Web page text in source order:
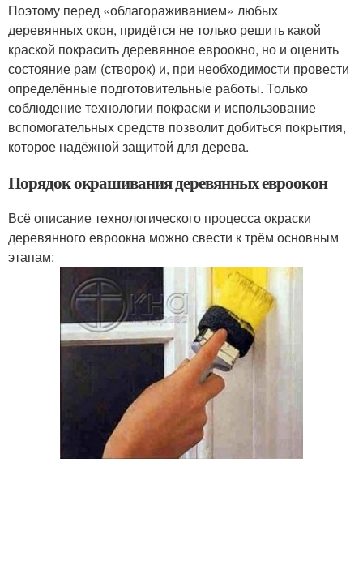
Поэтому перед «облагораживанием» любых
деревянных окон, придётся не только решить какой
краской покрасить деревянное евроокно, но и оценить
состояние рам (створок) и, при необходимости провести
определённые подготовительные работы. Только
соблюдение технологии покраски и использование
вспомогательных средств позволит добиться покрытия,
которое надёжной защитой для дерева.
Порядок окрашивания деревянных евроокон
Всё описание технологического процесса окраски
деревянного евроокна можно свести к трём основным
этапам: